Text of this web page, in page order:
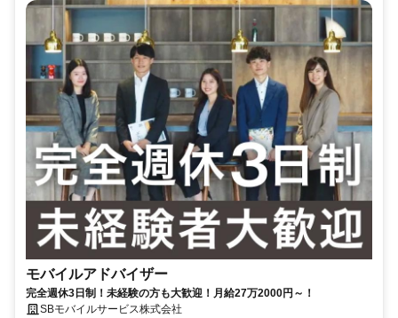
モバイルアドバイザー
完全週休3日制！未経験の方も大歓迎！月給27万2000円～！
SBモバイルサービス株式会社